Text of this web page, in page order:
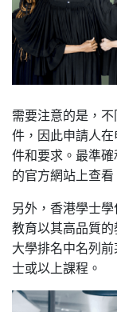
需要注意的是，
件，因此申請人
件和要求。最準
的官方網站上查看
另外，香港學士
教育以其高品質
大學排名中名列
士或以上課程。